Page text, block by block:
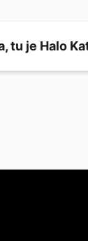
tu je Halo